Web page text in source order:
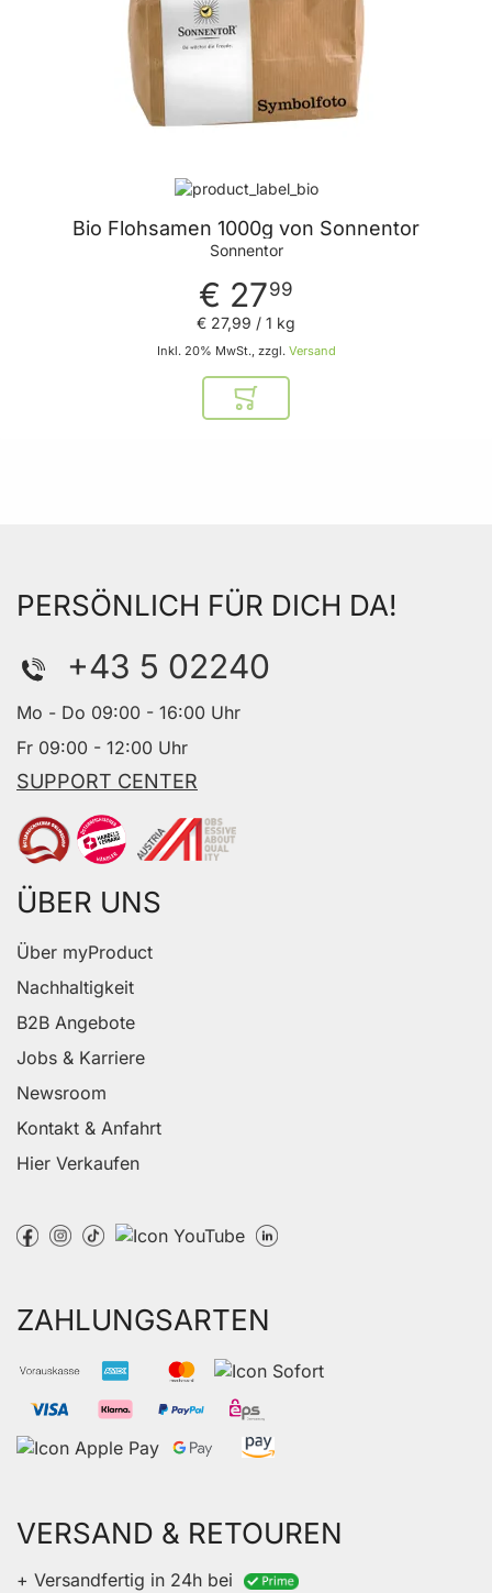
Bio Flohsamen 1000g von Sonnentor
Sonnentor
€ 2799
Inkl. 20% MwSt., zzgl. Versand
€ 27,99 / 1 kg
In den Warenkorb
PERSÖNLICH FÜR DICH DA!
+43 5 02240
Mo - Do 09:00 - 16:00 Uhr
Fr 09:00 - 12:00 Uhr
SUPPORT CENTER
ÜBER UNS
Über myProduct
Nachhaltigkeit
B2B Angebote
Jobs & Karriere
Newsroom
Kontakt & Anfahrt
Hier Verkaufen
ZAHLUNGSARTEN
VERSAND & RETOUREN
+ Versandfertig in 24h bei